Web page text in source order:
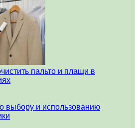
пальто и плащи в
выбору и использованию